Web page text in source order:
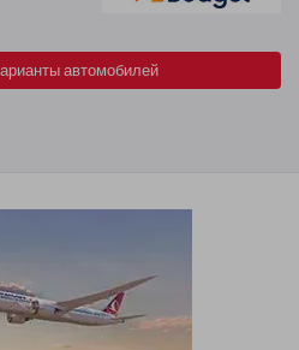
автомобилей